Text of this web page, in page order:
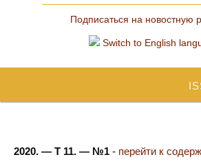
Подписаться на новостную
Switch to English
2020. — Т 11. — №1 - перейти к